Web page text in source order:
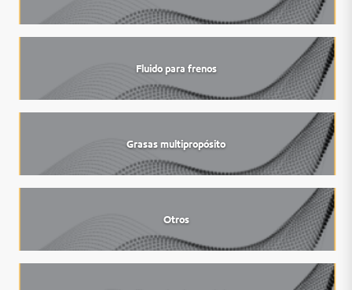
Fluido para frenos
Grasas multipropósito
Otros